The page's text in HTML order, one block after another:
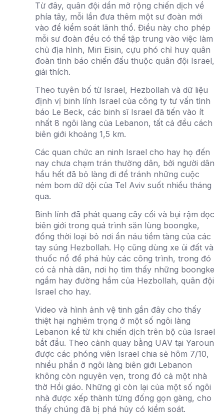
Từ đây, quân đội dần mở rộng chiến dịch về
phía tây, mỗi lần đưa thêm một sư đoàn mới
vào để kiểm soát lãnh thổ. Điều này cho phép
mỗi sư đoàn đều có thể tập trung vào việc làm
chủ địa hình, Miri Eisin, cựu phó chỉ huy quân
đoàn tình báo chiến đấu thuộc quân đội Israel,
giải thích.
Theo tuyên bố từ Israel, Hezbollah và dữ liệu
định vị binh lính Israel của công ty tư vấn tình
báo Le Beck, các binh sĩ Israel đã tiến vào ít
nhất 8 ngôi làng của Lebanon, tất cả đều cách
biên giới khoảng 1,5 km.
Các quan chức an ninh Israel cho hay họ đến
nay chưa chạm trán thường dân, bởi người dân
hầu hết đã bỏ làng đi để tránh những cuộc
ném bom dữ dội của Tel Aviv suốt nhiều tháng
qua.
Binh lính đã phát quang cây cối và bụi rậm dọc
biên giới trong quá trình săn lùng boongke,
đồng thời loại bỏ nơi ẩn náu tiềm tàng của các
tay súng Hezbollah. Họ cũng dùng xe ủi đất và
thuốc nổ để phá hủy các công trình, trong đó
có cả nhà dân, nơi họ tìm thấy những boongke
ngầm hay đường hầm của Hezbollah, quân đội
Israel cho hay.
Video và hình ảnh vệ tinh gần đây cho thấy
thiệt hại nghiêm trọng ở một số ngôi làng
Lebanon kể từ khi chiến dịch trên bộ của Israel
bắt đầu. Theo cảnh quay bằng UAV tại Yaroun
được các phóng viên Israel chia sẻ hôm 7/10,
nhiều phần ở ngôi làng biên giới Lebanon
không còn nguyên vẹn, trong đó cả một nhà
thờ Hồi giáo. Những gì còn lại của một số ngôi
nhà được xếp thành từng đống gọn gàng, cho
thấy chúng đã bị phá hủy có kiểm soát.